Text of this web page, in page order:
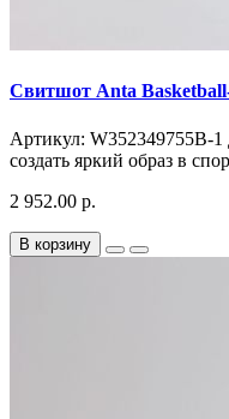
Свитшот Anta
Артикул: W352349755B-
создать яркий образ в
2 952.00 р.
В корзину